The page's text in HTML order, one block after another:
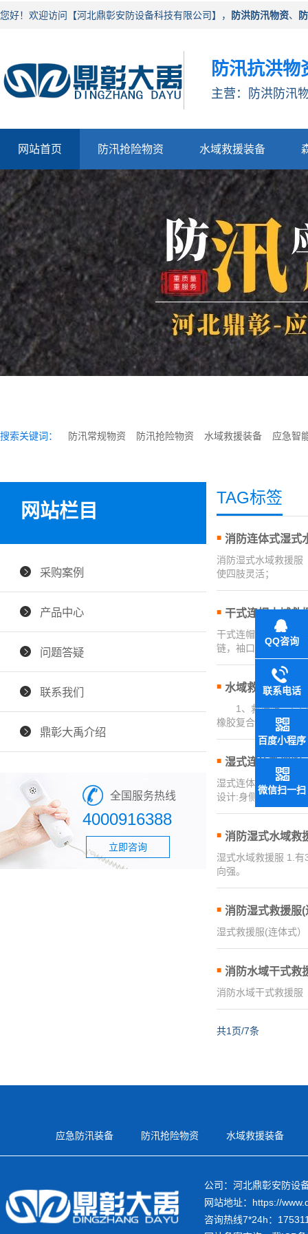
您好！欢迎访问【河北鼎彰安防设备科技有限公司】， 防洪防汛物资、
防汛抗洪
主营：防洪防汛
网站首页 防汛抢险物资 水域救援装备
搜索关键词： 防汛常规物资 防汛抢险物资 水域救援装备 应急智
网站栏目
采购案例
产品中心
问题答疑
联系我们
鼎彰大禹介绍
全国服务热线
4000916388
立即咨询
TAG标签
消防连体式湿式
消防湿式水域救援服
使四肢灵活；
干式连帽水域救
干式连帽水域救援服
链，袖口、领口魔术
水域救援服（湿
1、救援服：1.1
橡胶复合面料制造，
湿式连体救援服
湿式连体救援服 材
设计:身侧增设添大
消防湿式水域救
湿式水域救援服 1.
向强。
消防湿式救援服
湿式救援服(连体式
消防水域干式救
消防水域干式救援服
共1页/7条
应急防汛装备 防汛抢险物资 水域救援装备
公司：河北鼎彰安防设
网站地址：https://
咨询热线7*24h：
QQ咨询
联系电话
百度小程序
微信扫一扫